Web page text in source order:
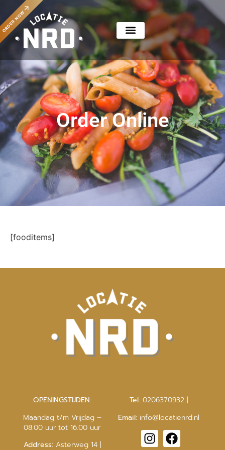
Order Online
[fooditems]
OPENINGSTIJDEN:
Maandag t/m Vrijdag –
08.00 uur tot 16.00 uur
Address: Asterweg 14 |
Tel: 0206370932 |
Email: info@locatienrd.nl
ORDER NOW